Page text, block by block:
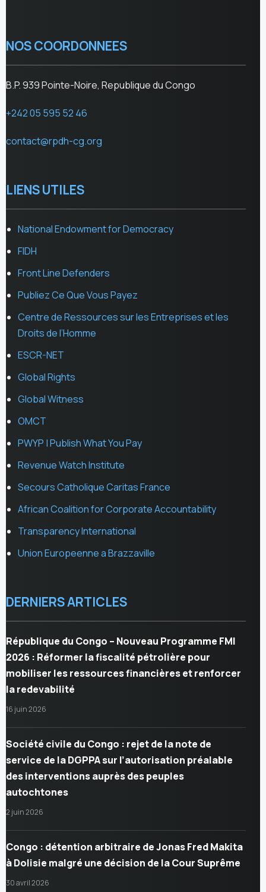
NOS COORDONNEES
B.P. 939 Pointe-Noire, Republique du Congo
+242 05 595 52 46
contact@rpdh-cg.org
LIENS UTILES
National Endowment for Democracy
FIDH
Front Line Defenders
Publiez Ce Que Vous Payez
Centre de Ressources sur les Entreprises et les
Droits de l’Homme
ESCR-NET
Global Rights
Global Witness
OMCT
PWYP | Publish What You Pay
Revenue Watch Institute
Secours Catholique Caritas France
African Coalition for Corporate Accountability
Transparency International
Union Europeenne a Brazzaville
DERNIERS ARTICLES
République du Congo – Nouveau Programme FMI
2026 : Réformer la fiscalité pétrolière pour
mobiliser les ressources financières et renforcer
la redevabilité
16 juin 2026
Société civile du Congo : rejet de la note de
service de la DGPPA sur l’autorisation préalable
des interventions auprès des peuples
autochtones
2 juin 2026
Congo : détention arbitraire de Jonas Fred Makita
à Dolisie malgré une décision de la Cour Suprême
30 avril 2026